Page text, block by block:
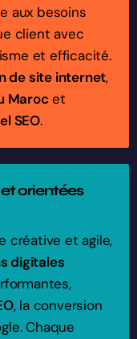
aux besoins
client avec
et efficacité.
de site internet,
Marocet
SEO.
orientées
créative et agile,
digitales
, la conversion
Chaque